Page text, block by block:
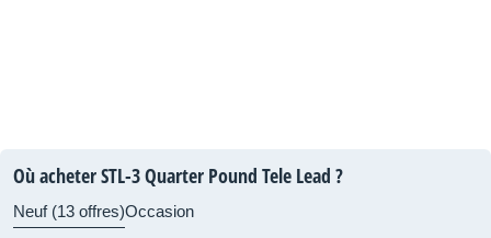
Où acheter STL-3 Quarter Pound Tele Lead ?
Neuf (13 offres)Occasion